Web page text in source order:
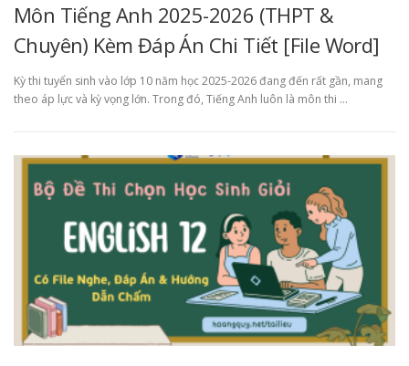
Môn Tiếng Anh 2025-2026 (THPT &
Chuyên) Kèm Đáp Án Chi Tiết [File Word]
Kỳ thi tuyển sinh vào lớp 10 năm học 2025-2026 đang đến rất gần, mang
theo áp lực và kỳ vọng lớn. Trong đó, Tiếng Anh luôn là môn thi …